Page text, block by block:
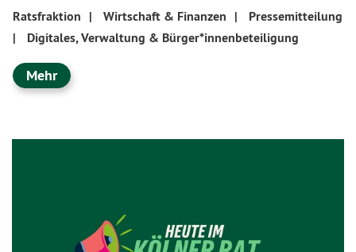
Ratsfraktion | Wirtschaft & Finanzen |
Pressemitteilung
|
Digitales, Verwaltung & Bürger*innenbeteiligung
Mehr